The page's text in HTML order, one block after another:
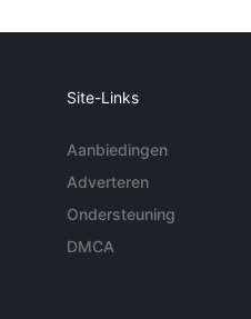
Site-Links
Aanbiedingen
Adverteren
Ondersteuning
DMCA